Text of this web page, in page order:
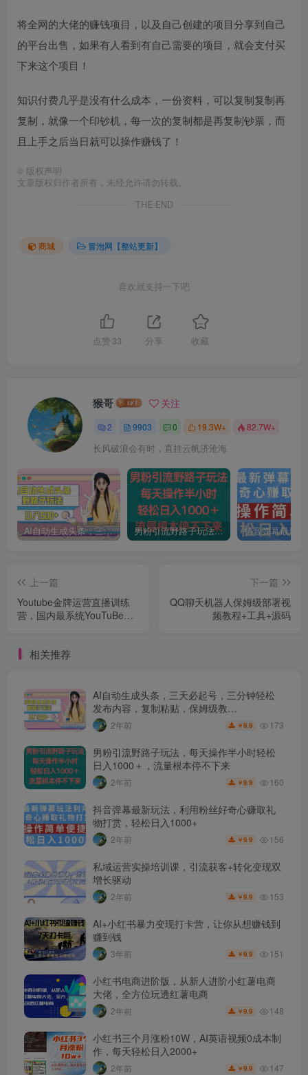
将全网的大佬的赚钱项目，以及自己创建的项目分享到自己
的平台出售，如果有人看到有自己需要的项目，就会支付买
下来这个项目！
知识付费几乎是没有什么成本，一份资料，可以复制复制再
复制，就像一个印钞机，每一次的复制都是再复制钞票，而
且上手之后当日就可以操作赚钱了！
© 版权声明
文章版权归作者所有，未经允许请勿转载。
THE END
商城 冒泡网【整站更新】
喜欢就支持一下吧
点赞 33 分享 收藏
猴哥 关注
2 9903 0 19.3W+ 82.7W+
长风破浪会有时，直挂云帆济沧海
AI自动生成头条，三天必起号，三分钟轻松发布内容，复制粘贴，保姆级教… 男粉引流野路子玩法，每天操作半小时轻松日入1000＋，流量根本停不下来
上一篇
Youtube金牌运营直播训练
营，国内最系统YouTuBe运
下一篇
QQ聊天机器人保姆级部署视
频教程+工具+源码
相关推荐
AI自动生成头条，三天必起号，三分钟轻松
发布内容，复制粘贴，保姆级教…
2年前 ￥9.9 173
男粉引流野路子玩法，每天操作半小时轻松
日入1000＋，流量根本停不下来
2年前 ￥9.9 160
抖音弹幕最新玩法，利用粉丝好奇心赚取礼
物打赏，轻松日入1000+
2年前 ￥9.9 156
私域运营实操培训课，引流获客+转化变现双
增长驱动
2年前 ￥9.9 153
AI+小红书暴力变现打卡营，让你从想赚钱到
赚到钱
3年前 ￥9.9 151
小红书电商进阶版，从新人进阶小红薯电商
大佬，全方位玩透红薯电商
2年前 ￥9.9 148
小红书三个月涨粉10W，AI英语视频0成本制
作，每天轻松日入2000+
2年前 ￥9.9 147